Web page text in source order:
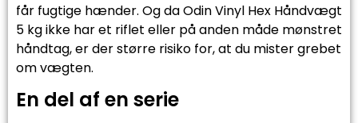
får fugtige hænder. Og da Odin Vinyl Hex Håndvægt
5 kg ikke har et riflet eller på anden måde mønstret
håndtag, er der større risiko for, at du mister grebet
om vægten.
En del af en serie